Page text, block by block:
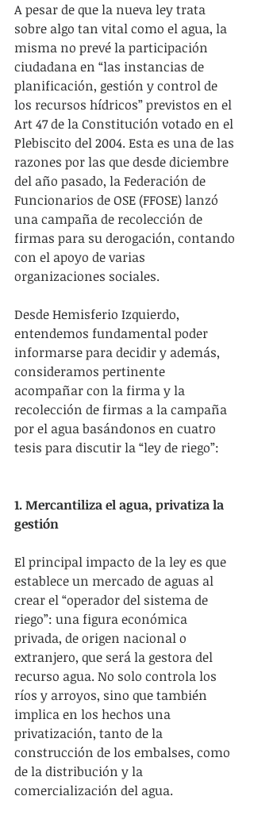
A pesar de que la nueva ley trata
sobre algo tan vital como el agua, la
misma no prevé la participación
ciudadana en “las instancias de
planificación, gestión y control de
los recursos hídricos” previstos en el
Art 47 de la Constitución votado en el
Plebiscito del 2004. Esta es una de las
razones por las que desde diciembre
del año pasado, la Federación de
Funcionarios de OSE (FFOSE) lanzó
una campaña de recolección de
firmas para su derogación, contando
con el apoyo de varias
organizaciones sociales.
Desde Hemisferio Izquierdo,
entendemos fundamental poder
informarse para decidir y además,
consideramos pertinente
acompañar con la firma y la
recolección de firmas a la campaña
por el agua basándonos en cuatro
tesis para discutir la “ley de riego”:
1. Mercantiliza el agua, privatiza la
gestión
El principal impacto de la ley es que
establece un mercado de aguas al
crear el “operador del sistema de
riego”: una figura económica
privada, de origen nacional o
extranjero, que será la gestora del
recurso agua. No solo controla los
ríos y arroyos, sino que también
implica en los hechos una
privatización, tanto de la
construcción de los embalses, como
de la distribución y la
comercialización del agua.